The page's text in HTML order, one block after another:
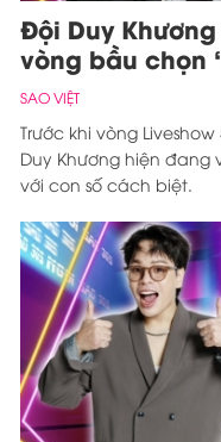
Đội Duy
vòng bầu chọn
SAO VIỆT
Trước khi vòng
Duy Khương hiện đang
với con số cách biệt.